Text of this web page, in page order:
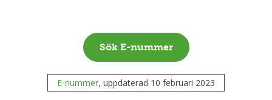
Sök E-nummer
E-nummer, uppdaterad 10 februari 2023